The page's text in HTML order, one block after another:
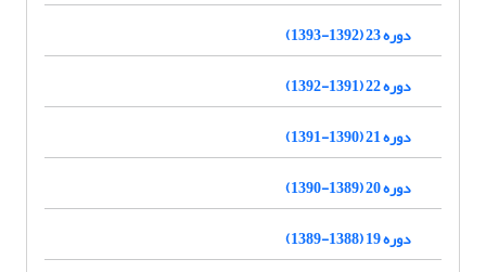
دوره 23 (1392-1393)
دوره 22 (1391-1392)
دوره 21 (1390-1391)
دوره 20 (1389-1390)
دوره 19 (1388-1389)